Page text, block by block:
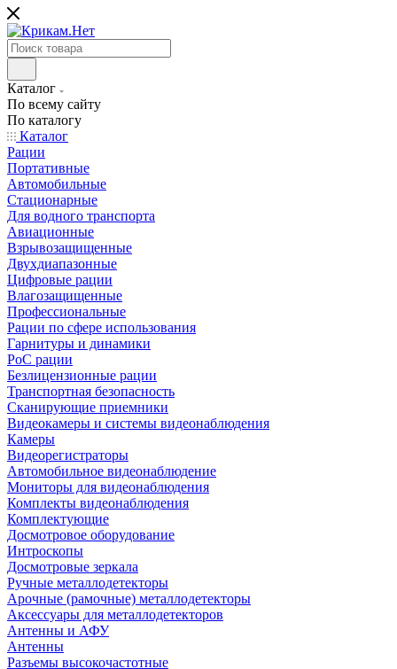
Каталог
По всему сайту
По каталогу
Каталог
Рации
Портативные
Автомобильные
Стационарные
Для водного транспорта
Авиационные
Взрывозащищенные
Двухдиапазонные
Цифровые рации
Влагозащищенные
Профессиональные
Рации по сфере использования
Гарнитуры и динамики
PoC рации
Безлицензионные рации
Транспортная безопасность
Сканирующие приемники
Видеокамеры и системы видеонаблюдения
Камеры
Видеорегистраторы
Автомобильное видеонаблюдение
Мониторы для видеонаблюдения
Комплекты видеонаблюдения
Комплектующие
Досмотровое оборудование
Интроскопы
Досмотровые зеркала
Ручные металлодетекторы
Арочные (рамочные) металлодетекторы
Аксессуары для металлодетекторов
Антенны и АФУ
Антенны
Разъемы высокочастотные